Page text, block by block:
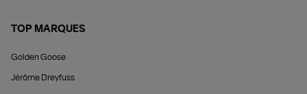
TOP MARQUES
Golden Goose
Jérôme Dreyfuss